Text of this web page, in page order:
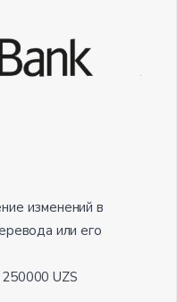
изменений в
или его
250000 UZS